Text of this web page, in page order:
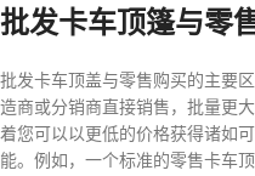
批发卡车顶篷与零
批发卡车顶盖与零售购买的主要
造商或分销商直接销售，批量更
着您可以以更低的价格获得诸如
能。例如，一个标准的零售卡车